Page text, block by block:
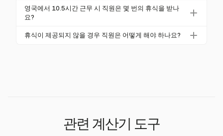
은 주에서는 휴식을 더 짧은 기간으로 나눌 수 있습니
다.
캘리포니아와 같은 일부 관할권에서는 6시간 미만의
근무 시 상호 동의로 식사 휴식을 포기할 수 있습니다.
니다.
영국에서 10.5시간 근무 시 직원은 몇 번의 휴식을 받나
요?
영국에서는 6시간 이상 근무하는 경우 직원에게 20분
휴식이 제공되지 않을 경우 직원은 어떻게 해야 하나요?
관련 계산기 도구